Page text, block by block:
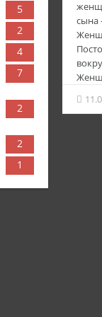
5
2
4
7
2
2
1
сына